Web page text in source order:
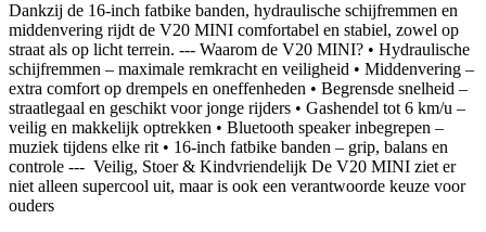
Dankzij de 16-inch fatbike banden, hydraulische schijfremmen en
middenvering rijdt de V20 MINI comfortabel en stabiel, zowel op
straat als op licht terrein. --- Waarom de V20 MINI? • Hydraulische
schijfremmen – maximale remkracht en veiligheid • Middenvering –
extra comfort op drempels en oneffenheden • Begrensde snelheid –
straatlegaal en geschikt voor jonge rijders • Gashendel tot 6 km/u –
veilig en makkelijk optrekken • Bluetooth speaker inbegrepen –
muziek tijdens elke rit • 16-inch fatbike banden – grip, balans en
controle --- ️ Veilig, Stoer & Kindvriendelijk De V20 MINI ziet er
niet alleen supercool uit, maar is ook een verantwoorde keuze voor
ouders